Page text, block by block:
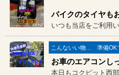
バイクのタイヤも
こんないい物が有りますよ！